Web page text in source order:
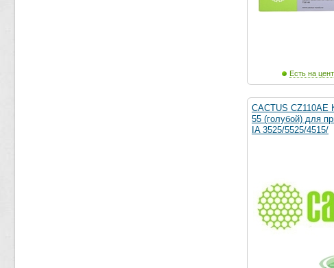
Есть на
CACTUS
55 (голубой) для
IA 3525/5525/4515/